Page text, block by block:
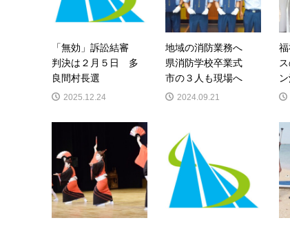
「無効」訴訟結審
判決は２月５日 多
良間村長選
2025.12.24
地域の消防業務へ
県消防学校卒業式
市の３人も現場へ
2024.09.21